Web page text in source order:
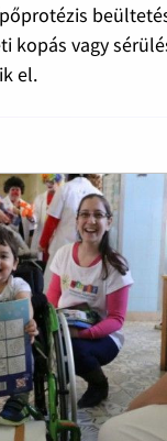
kopás vagy
el.